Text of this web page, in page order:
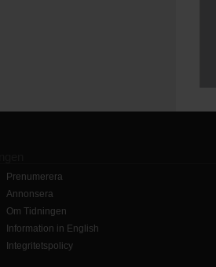
Prenumerera
Annonsera
Om Tidningen
Information in English
Integritetspolicy